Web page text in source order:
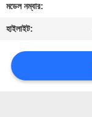
খবর
মামলা
মডেল নম্বার:
হাইলাইট: